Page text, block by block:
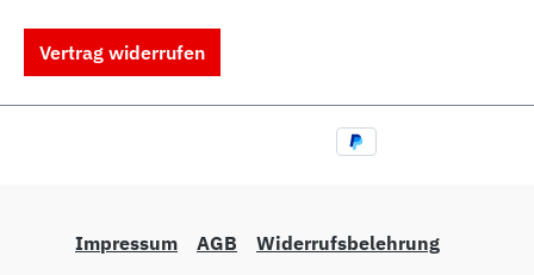
Vertrag widerrufen
Impressum AGB
Widerrufsbelehrung